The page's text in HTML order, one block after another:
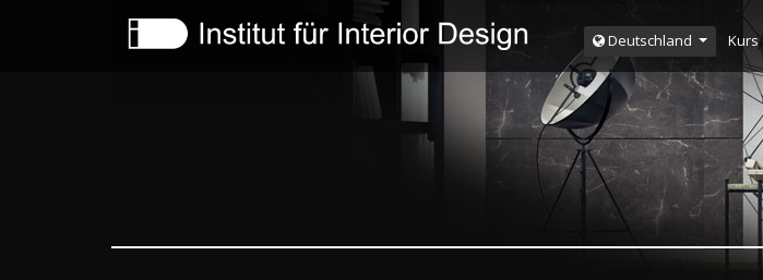
Deutschland Kurs